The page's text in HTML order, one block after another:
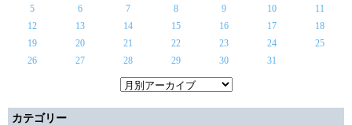
5
6 7 8 9 10
11
12
13 14 15 16 17
18
19
20 21 22 23 24
25
26
27 28 29 30 31
カテゴリー